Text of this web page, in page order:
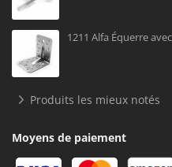
1211 Alfa Équerre
Produits les mieux notés
Moyens de paiement